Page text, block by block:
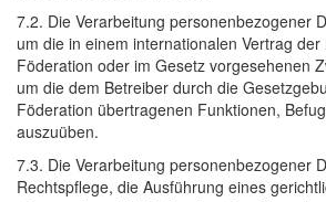
7.2. Die Verarbeitung personenbezogener
um die in einem internationalen Vertrag der
Föderation oder im Gesetz vorgesehenen
um die dem Betreiber durch die
Föderation übertragenen Funktionen,
auszuüben.
7.3. Die Verarbeitung personenbezogener
Rechtspflege, die Ausführung eines